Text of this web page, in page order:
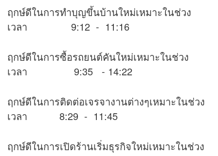
ฤกษ์ดีในการทำบุญขึ้นบ้านใหม่เหมาะในช่วง
เวลา 9:12 - 11:16
ฤกษ์ดีในการซื้อรถยนต์คันใหม่เหมาะในช่วง
เวลา 9:35 - 14:22
ฤกษ์ดีในการติดต่อเจรจางานต่างๆเหมาะในช่วง
เวลา 8:29 - 11:45
ฤกษ์ดีในการเปิดร้านเริ่มธุรกิจใหม่เหมาะในช่วง